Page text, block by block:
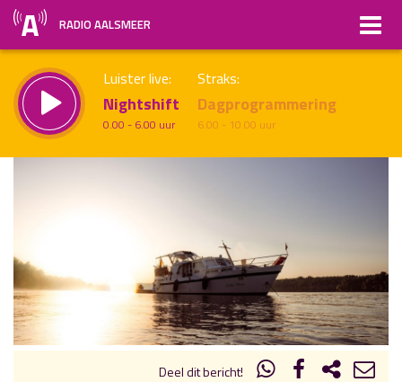
RADIO AALSMEER
Luister live:
Nightshift
0.00 - 6.00 uur
Straks:
Dagprogrammering
6.00 - 10.00 uur
Inklappen
Deel dit bericht!